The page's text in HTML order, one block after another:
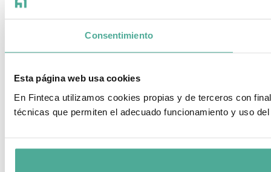
Consentimiento
Esta página web usa cookies
En Finteca utilizamos cookies propias y de terceros con
técnicas que permiten el adecuado funcionamiento y uso